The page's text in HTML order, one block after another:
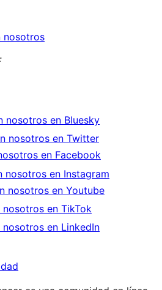
nosotros
nosotros en Bluesky
nosotros en Twitter
en Facebook
nosotros en Instagram
nosotros en Youtube
en TikTok
en LinkedIn